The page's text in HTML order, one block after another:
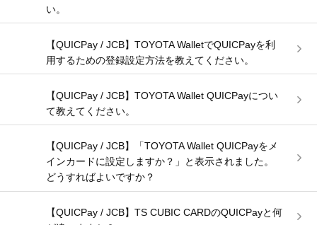
い。
【QUICPay / JCB】TOYOTA WalletでQUICPayを利
用するための登録設定方法を教えてください。
【QUICPay / JCB】TOYOTA Wallet QUICPayについ
て教えてください。
【QUICPay / JCB】「TOYOTA Wallet QUICPayをメ
インカードに設定しますか？」と表示されました。
どうすればよいですか？
【QUICPay / JCB】TS CUBIC CARDのQUICPayと何